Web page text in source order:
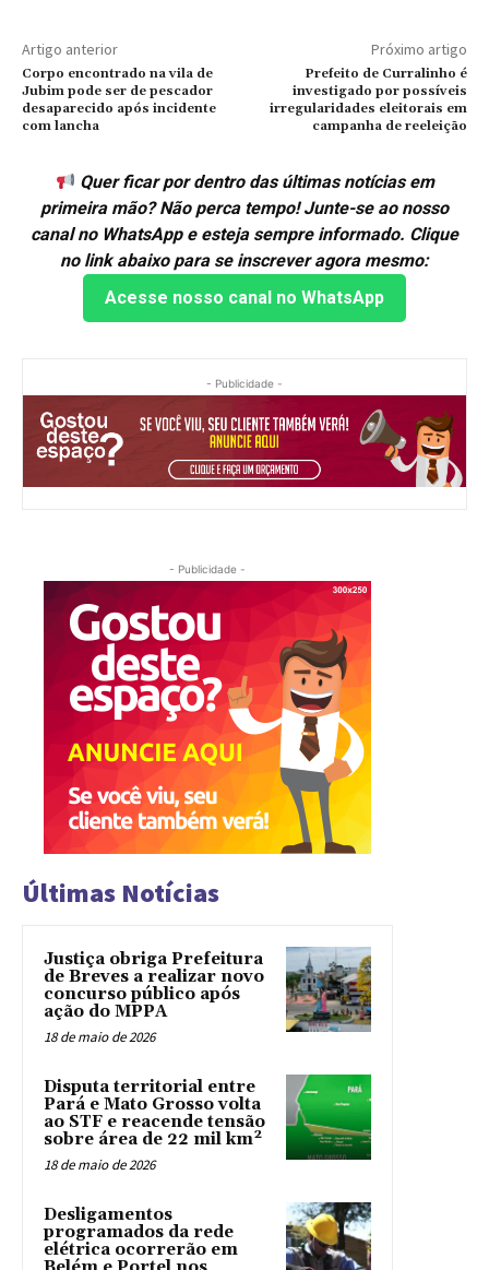
Artigo anterior
Corpo encontrado na vila de
Jubim pode ser de pescador
desaparecido após incidente
com lancha
Próximo artigo
Prefeito de Curralinho é
investigado por possíveis
irregularidades eleitorais em
campanha de reeleição
Quer ficar por dentro das últimas notícias em
primeira mão? Não perca tempo! Junte-se ao nosso
canal no WhatsApp e esteja sempre informado. Clique
no link abaixo para se inscrever agora mesmo:
Acesse nosso canal no WhatsApp
- Publicidade -
- Publicidade -
Últimas Notícias
Justiça obriga Prefeitura
de Breves a realizar novo
concurso público após
ação do MPPA
18 de maio de 2026
Disputa territorial entre
Pará e Mato Grosso volta
ao STF e reacende tensão
sobre área de 22 mil km²
18 de maio de 2026
Desligamentos
programados da rede
elétrica ocorrerão em